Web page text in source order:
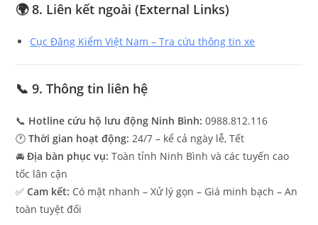
🌍 8. Liên kết ngoài (External Links)
Cục Đăng Kiểm Việt Nam – Tra cứu thông tin xe
📞 9. Thông tin liên hệ
📞 Hotline cứu hộ lưu động Ninh Bình: 0988.812.116
🕐Thời gian hoạt động: 24/7 – kể cả ngày lễ, Tết
🚘Địa bàn phục vụ: Toàn tỉnh Ninh Bình và các tuyến cao
tốc lân cận
✅Cam kết: Có mặt nhanh – Xử lý gọn – Giá minh bạch – An
toàn tuyệt đối